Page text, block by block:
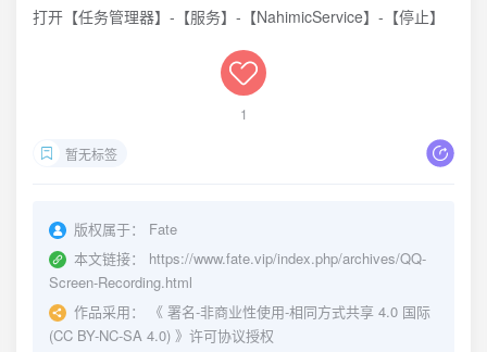
打开【任务管理器】-【服务】-【NahimicService】-【停止】
1
暂无标签
版权属于：
Fate
本文链接：
https://www.fate.vip/index.php/archives/QQ-
Screen-Recording.html
作品采用：
《 署名-非商业性使用-相同方式共享 4.0 国际
(CC BY-NC-SA 4.0) 》许可协议授权